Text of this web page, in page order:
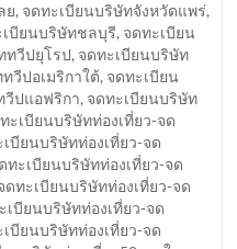
ย, จดทะเบียนบริษัทจังหวัดแพร่,
เบียนบริษัทชลบุรี, จดทะเบียน
ทวีปยุโรป, จดทะเบียนบริษัท
วีปอเมริกาใต้, จดทะเบียน
วีปแอฟริกา, จดทะเบียนบริษัท
ะเบียนบริษัทท่องเที่ยว-จด
เบียนบริษัทท่องเที่ยว-จด
ทะเบียนบริษัทท่องเที่ยว-จด
ดทะเบียนบริษัทท่องเที่ยว-จด
เบียนบริษัทท่องเที่ยว-จด
เบียนบริษัทท่องเที่ยว-จด